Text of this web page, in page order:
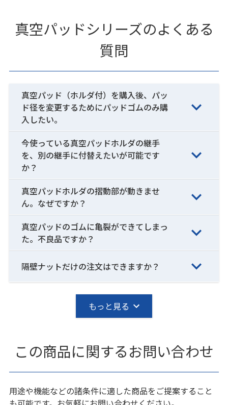
真空パッドシリーズのよくある
質問
真空パッド（ホルダ付）を購入後、パッ
ド径を変更するためにパッドゴムのみ購
入したい。
今使っている真空パッドホルダの継手
を、別の継手に付替えたいが可能です
か？
真空パッドホルダの摺動部が動きませ
ん。なぜですか？
真空パッドのゴムに亀裂ができてしまっ
た。不良品ですか？
隔壁ナットだけの注文はできますか？
もっと見る
この商品に関するお問い合わせ
用途や機能などの諸条件に適した商品をご提案すること